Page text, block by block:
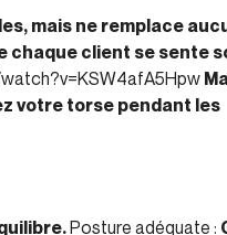
mais ne remplace
chaque client se sente
votre torse pendant les
Posture adéquate :